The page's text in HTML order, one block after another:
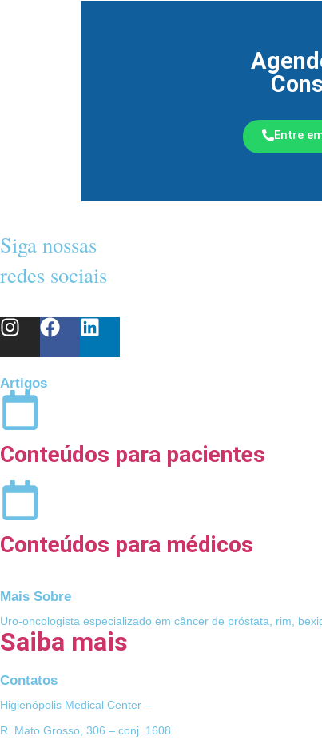
Entre
Siga nossas
redes sociais
Artigos
Conteúdos para pacientes
Conteúdos para médicos
Mais Sobre
Uro-oncologista especializado em câncer de próstata, rim,
Saiba mais
Contatos
Higienópolis Medical Center –
R. Mato Grosso, 306 – conj. 1608